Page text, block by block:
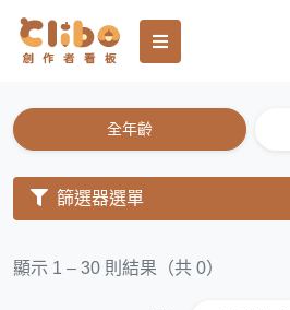
全年齡
篩選器選單
顯示 1 – 30 則結果（共 0）